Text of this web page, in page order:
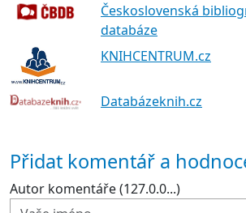
Československá
databáze
KNIHCENTRUM.cz
Databázeknih.cz
Přidat komentář a
Autor komentáře (127.0.0...)